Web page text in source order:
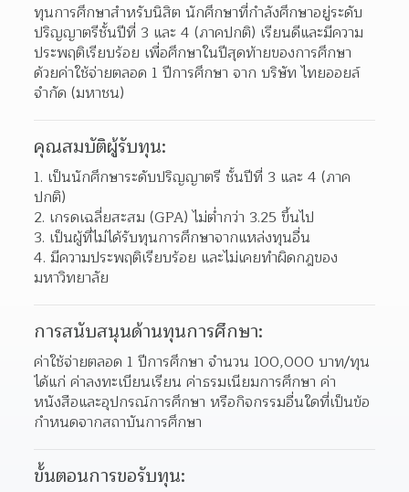
ทุนการศึกษาสำหรับนิสิต นักศึกษาที่กำลังศึกษาอยู่ระดับ
ปริญญาตรีชั้นปีที่ 3 และ 4 (ภาคปกติ) เรียนดีและมีความ
ประพฤติเรียบร้อย เพื่อศึกษาในปีสุดท้ายของการศึกษา
ด้วยค่าใช้จ่ายตลอด 1 ปีการศึกษา จาก บริษัท ไทยออยล์
จำกัด (มหาชน)
คุณสมบัติผู้รับทุน:
เป็นนักศึกษาระดับปริญญาตรี ชั้นปีที่ 3 และ 4 (ภาค
ปกติ)
เกรดเฉลี่ยสะสม (GPA) ไม่ต่ำกว่า 3.25 ขึ้นไป
เป็นผู้ที่ไม่ได้รับทุนการศึกษาจากแหล่งทุนอื่น
มีความประพฤติเรียบร้อย และไม่เคยทำผิดกฎของ
มหาวิทยาลัย
การสนับสนุนด้านทุนการศึกษา:
ค่าใช้จ่ายตลอด 1 ปีการศึกษา จำนวน 100,000 บาท/ทุน
ได้แก่ ค่าลงทะเบียนเรียน ค่าธรมเนียมการศึกษา ค่า
หนังสือและอุปกรณ์การศึกษา หรือกิจกรรมอื่นใดที่เป็นข้อ
กำหนดจากสถาบันการศึกษา
ขั้นตอนการขอรับทุน: